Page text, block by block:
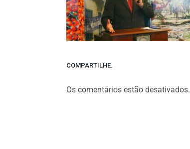
COMPARTILHE.
Os comentários estão desativados.